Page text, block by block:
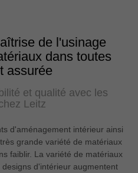
de l'usinage
dans toutes
assurée
et qualité avec les
Leitz
d'aménagement intérieur ainsi
grande variété de matériaux
faiblir. La variété de matériaux
d'intérieur augmentent